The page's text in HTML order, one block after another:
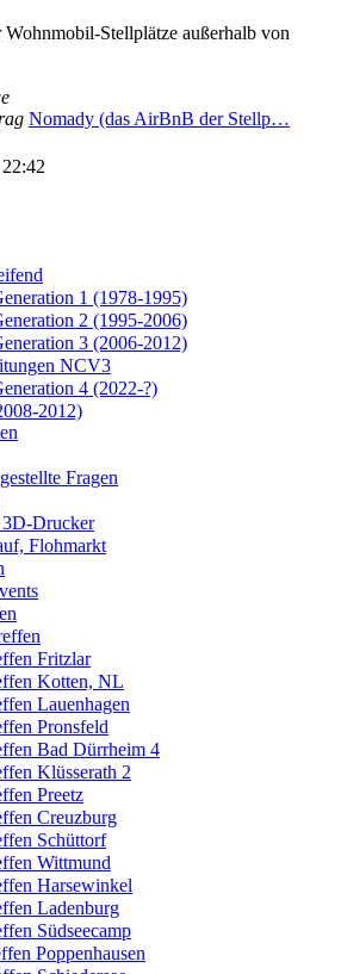
Stellplätze außerhalb von
Nomady (das AirBnB der Stellp…
1 (1978-1995)
2 (1995-2006)
3 (2006-2012)
NCV3
4 (2022-?)
2012)
Fragen
Drucker
Flohmarkt
Fritzlar
Kotten, NL
Lauenhagen
Pronsfeld
Bad Dürrheim 4
Klüsserath 2
Preetz
Creuzburg
Schüttorf
Wittmund
Harsewinkel
Ladenburg
Südseecamp
Poppenhausen